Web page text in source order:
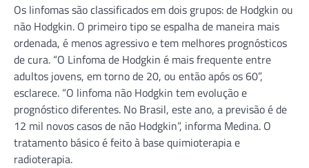
Os linfomas são classificados em dois grupos: de Hodgkin ou
não Hodgkin. O primeiro tipo se espalha de maneira mais
ordenada, é menos agressivo e tem melhores prognósticos
de cura. “O Linfoma de Hodgkin é mais frequente entre
adultos jovens, em torno de 20, ou então após os 60”,
esclarece. “O linfoma não Hodgkin tem evolução e
prognóstico diferentes. No Brasil, este ano, a previsão é de
12 mil novos casos de não Hodgkin”, informa Medina. O
tratamento básico é feito à base quimioterapia e
radioterapia.